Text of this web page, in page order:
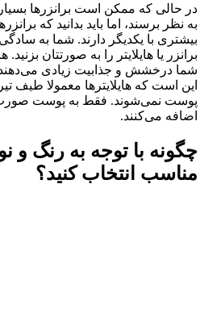
در حالی که ممکن است برانزرها بسیار
به نظر برسند، اما باید بدانید که
بیشتری با یکدیگر دارند. شما به
برانزر یا هایلایتر را به صورتتان
شما درخشش و جذابیت زیادی می‌دهند؛
این است که هایلایترها معمولا طیف
پوست نمی‌شوند. فقط به پوست
اضافه می‌کنند.
چگونه با توجه به رنگ و
مناسب انتخاب کنید؟